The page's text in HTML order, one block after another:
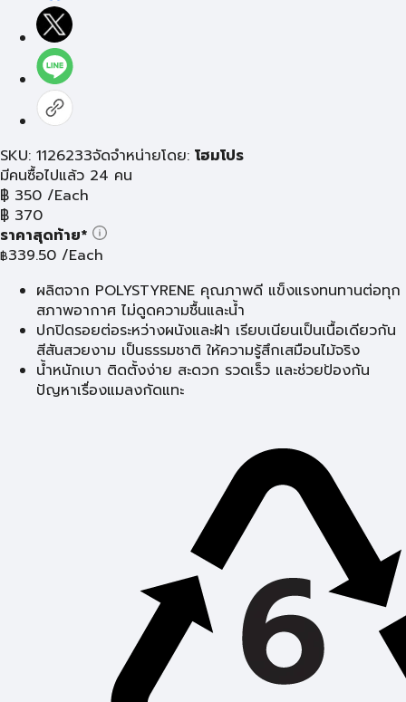
SKU: 1126233จัดจำหน่ายโดย: โฮมโปร
มีคนซื้อไปแล้ว 24 คน
฿ 350 /Each
฿ 370
ราคาสุดท้าย*
฿339.50 /Each
ผลิตจาก POLYSTYRENE คุณภาพดี แข็งแรงทนทานต่อทุก
สภาพอากาศ ไม่ดูดความชื้นและน้ำ
ปกปิดรอยต่อระหว่างผนังและฝ้า เรียบเนียนเป็นเนื้อเดียวกัน
สีสันสวยงาม เป็นธรรมชาติ ให้ความรู้สึกเสมือนไม้จริง
น้ำหนักเบา ติดตั้งง่าย สะดวก รวดเร็ว และช่วยป้องกัน
ปัญหาเรื่องแมลงกัดแทะ